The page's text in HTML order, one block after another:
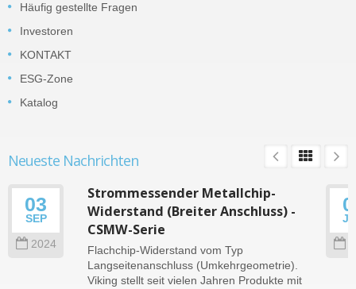
Häufig gestellte Fragen
Investoren
KONTAKT
ESG-Zone
Katalog
Neueste Nachrichten
03
SEP
2024
Strommessender Metallchip-
Widerstand (Breiter Anschluss) -
CSMW-Serie
Flachchip-Widerstand vom Typ
Langseitenanschluss (Umkehrgeometrie).
Viking stellt seit vielen Jahren Produkte mit